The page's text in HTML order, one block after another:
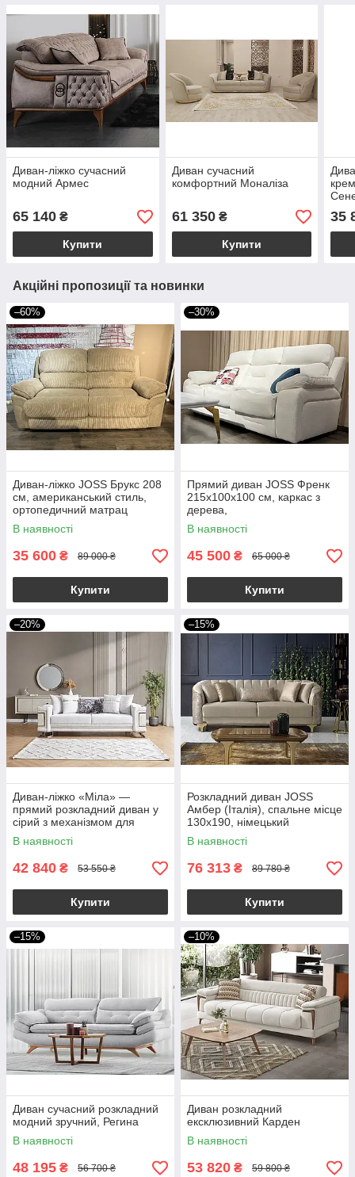
Диван-ліжко сучасний
модний Армес
65 140 ₴
Купити
Диван сучасний
комфортний Моналіза
61 350₴
Купити
35
Акційні пропозиції та новинки
–60%
Диван-ліжко JOSS Брукс 208
см, американський стиль,
ортопедичний матрац
бежевій велвет
В наявності
35 600 ₴ 89 000 ₴
Купити
–30%
Прямий диван JOSS Френк
215х100х100 см, каркас з
дерева,
водовідштовхувальний ефект,
сірий
В наявності
45 500 ₴ 65 000 ₴
Купити
–20%
Диван-ліжко «Міла» —
прямий розкладний диван у
сірий з механізмом для
щоденного сну
В наявності
42 840 ₴ 53 550 ₴
Купити
–15%
Розкладний диван JOSS
Амбер (Італія), спальне місце
130х190, німецький
механізм,
водовідштовхувальна
тканина
В наявності
76 313 ₴ 89 780 ₴
Купити
–15%
Диван сучасний розкладний
модний зручний, Регина
В наявності
48 195 ₴ 56 700 ₴
–10%
Диван розкладний
ексклюзивний Карден
В наявності
53 820 ₴ 59 800 ₴